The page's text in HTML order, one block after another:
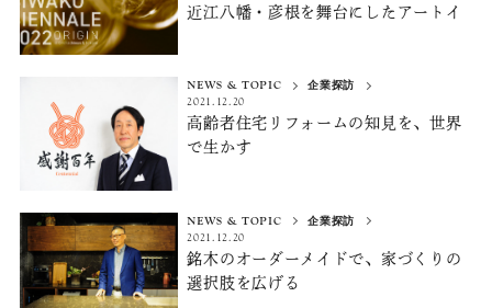
近江八幡・彦根を舞台にしたアートイ
NEWS & TOPIC
企業探訪
2021.12.20
高齢者住宅リフォームの知見を、 世界
で生かす
NEWS & TOPIC
企業探訪
2021.12.20
銘木のオーダーメイドで、 家づくりの
選択肢を広げる